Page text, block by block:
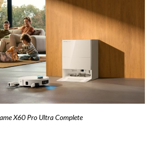
X60 Pro Ultra Complete